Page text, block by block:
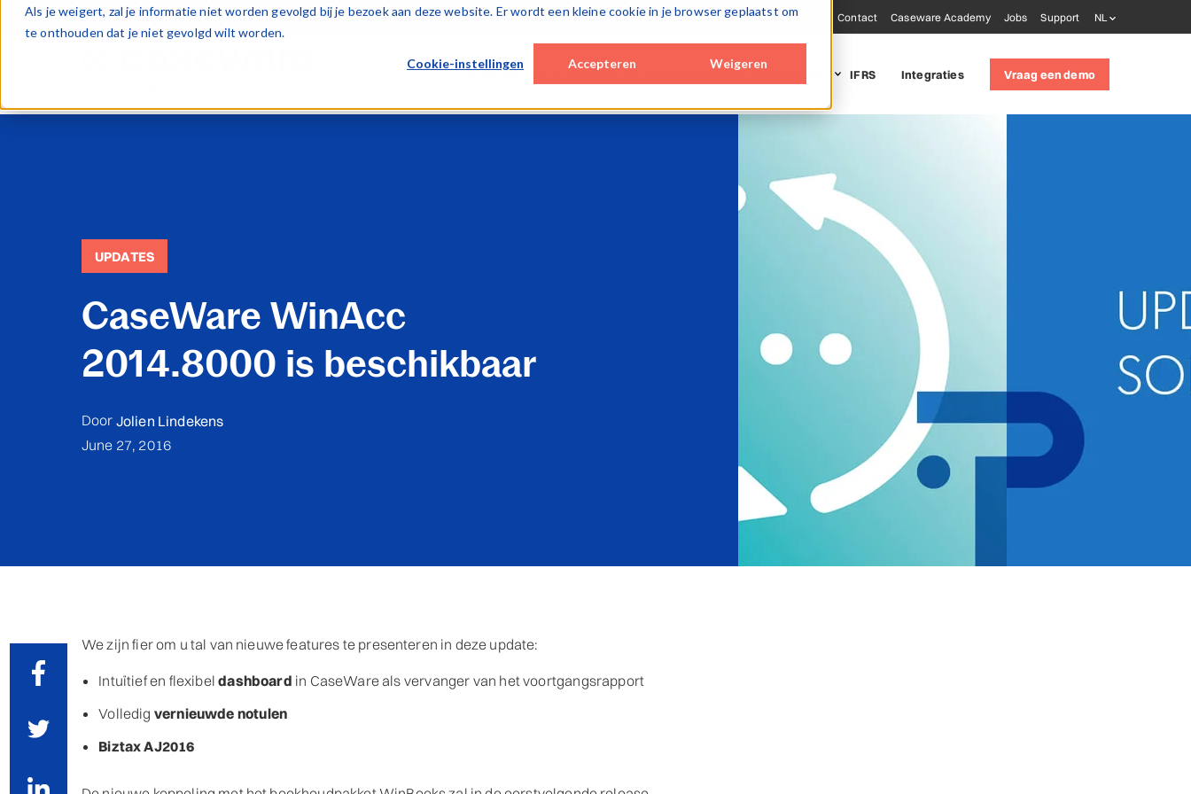
Als je weigert, zal je informatie niet worden gevolgd bij je bezoek aan deze website. Er wordt een kleine cookie in je browser geplaatst om
te onthouden dat je niet gevolgd wilt worden.
Cookie-instellingen Accepteren Weigeren
Over Caseware Contact Caseware Academy Jobs Support NL
Jaarafsluiting BE Audit BE Jaarafsluiting LUX
SQM (ISQM 1)
Monitoring tools
IFRS Integraties Vraag een demo
UPDATES
CaseWare WinAcc
2014.8000 is beschikbaar
Door Jolien Lindekens
June 27, 2016
We zijn fier om u tal van nieuwe features te presenteren in deze update:
Intuïtief en flexibeldashboard in CaseWare als vervanger van het voortgangsrapport
Volledig vernieuwde notulen
Biztax AJ2016